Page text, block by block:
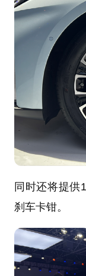
同时还将提供
刹车卡钳。